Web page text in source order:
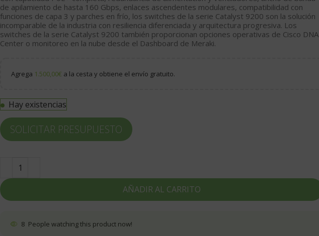
de apilamiento de hasta 160 Gbps, enlaces ascendentes modulares, compatibilidad con
funciones de capa 3 y parches en frío, los switches de la serie Catalyst 9200 son la solución
incomparable de la industria con resiliencia diferenciada y arquitectura progresiva. Los
switches de la serie Catalyst 9200 también proporcionan opciones operativas de Cisco DNA
Center o monitoreo en la nube desde el Dashboard de Meraki.
Agrega 1.500,00€ a la cesta y obtiene el envío gratuito.
Hay existencias
AÑADIR AL CARRITO
SOLICITAR PRESUPUESTO
8 People watching this product now!